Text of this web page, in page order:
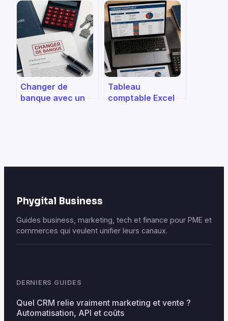
rentable avec
monserviceabo
se connecter en
toute sécurité
Changer de
banque avec un
Tableau
comptable Excel
Phygital Business
Guides business, marketing, tech et finance pour PME et
commerces qui veulent unifier leurs canaux.
DERNIERS GUIDES
Quel CRM relie vraiment marketing et vente ?
Automatisation, API et coûts